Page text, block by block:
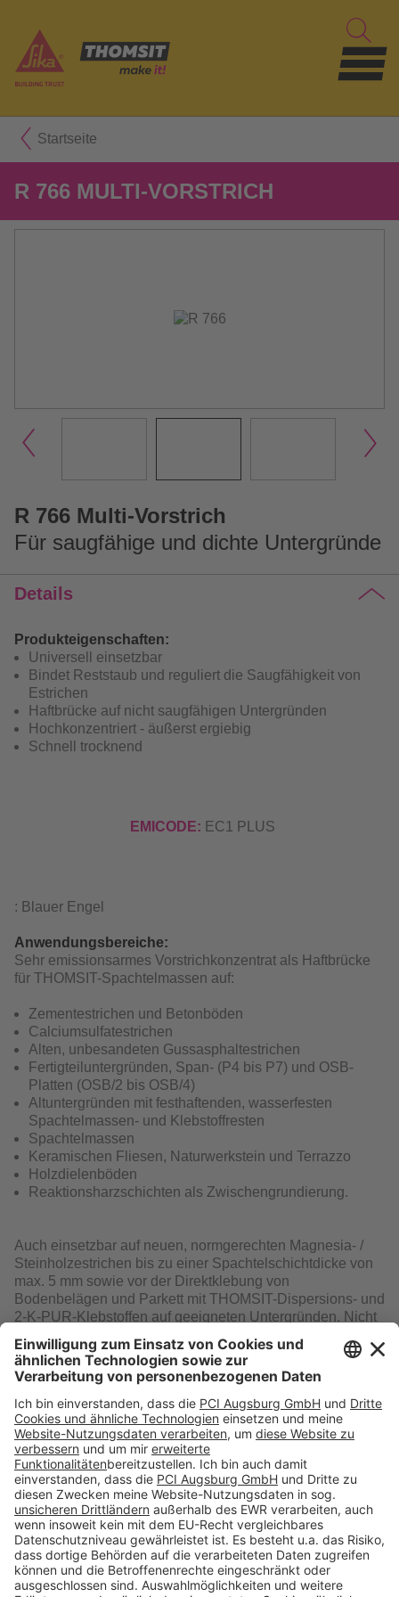
Startseite
R 766 MULTI-VORSTRICH
R 766 Multi-Vorstrich
Für saugfähige und dichte Untergründe
Details
Produkteigenschaften:
Universell einsetzbar
Bindet Reststaub und reguliert die Saugfähigkeit von
Estrichen
Haftbrücke auf nicht saugfähigen Untergründen
Hochkonzentriert - äußerst ergiebig
Schnell trocknend
EMICODE: EC1 PLUS
: Blauer Engel
Anwendungsbereiche:
Sehr emissionsarmes Vorstrichkonzentrat als Haftbrücke
für THOMSIT-Spachtelmassen auf:
Zementestrichen und Betonböden
Calciumsulfatestrichen
Alten, unbesandeten Gussasphaltestrichen
Fertigteiluntergründen, Span- (P4 bis P7) und OSB-
Platten (OSB/2 bis OSB/4)
Altuntergründen mit festhaftenden, wasserfesten
Spachtelmassen- und Klebstoffresten
Spachtelmassen
Keramischen Fliesen, Naturwerkstein und Terrazzo
Holzdielenböden
Reaktionsharzschichten als Zwischengrundierung.
Auch einsetzbar auf neuen, normgerechten Magnesia- /
Steinholzestrichen bis zu einer Spachtelschichtdicke von
max. 5 mm sowie vor der Direktklebung von
Bodenbelägen und Parkett mit THOMSIT-Dispersions- und
2-K-PUR-Klebstoffen auf geeigneten Untergründen. Nicht
Weichbitumenklebstoffen.
Download
Folge uns auf:
Produkte
Toolbox